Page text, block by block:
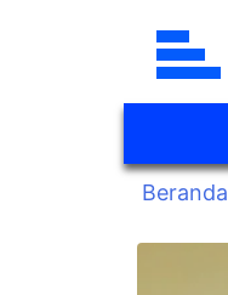
Beranda